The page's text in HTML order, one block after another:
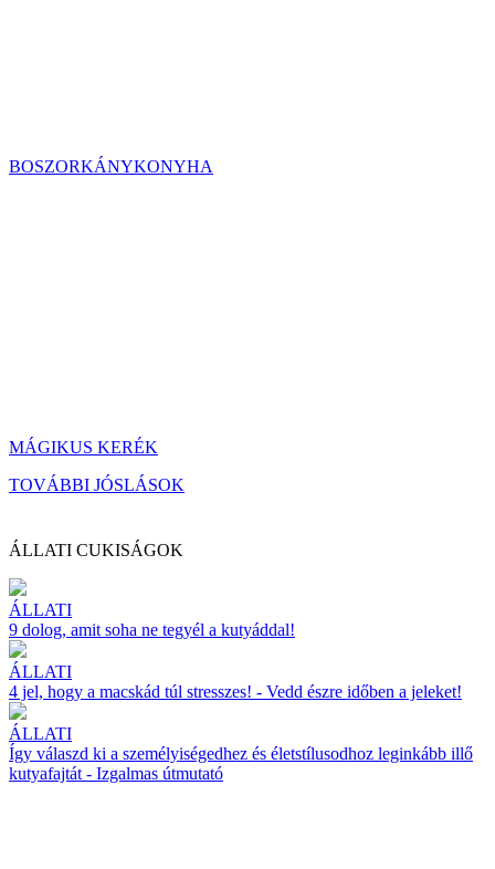
BOSZORKÁNYKONYHA
MÁGIKUS KERÉK
TOVÁBBI JÓSLÁSOK
ÁLLATI CUKISÁGOK
ÁLLATI
9 dolog, amit soha ne tegyél a kutyáddal!
ÁLLATI
4 jel, hogy a macskád túl stresszes! - Vedd észre időben a jeleket!
ÁLLATI
Így válaszd ki a személyiségedhez és életstílusodhoz leginkább illő
kutyafajtát - Izgalmas útmutató